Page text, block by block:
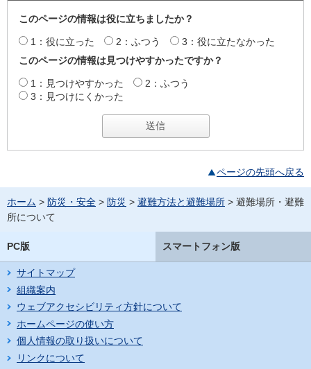
このページの情報は役に立ちましたか？
1：役に立った 2：ふつう
3：役に立たなかった
このページの情報は見つけやすかったですか？
1：見つけやすかった
2：ふつう
3：見つけにくかった
ページの先頭へ戻る
ホーム > 防災・安全 > 防災 > 避難方法と避難場所 > 避難場所・避難
所について
PC版 スマートフォン版
サイトマップ
組織案内
ウェブアクセシビリティ方針について
ホームページの使い方
個人情報の取り扱いについて
リンクについて